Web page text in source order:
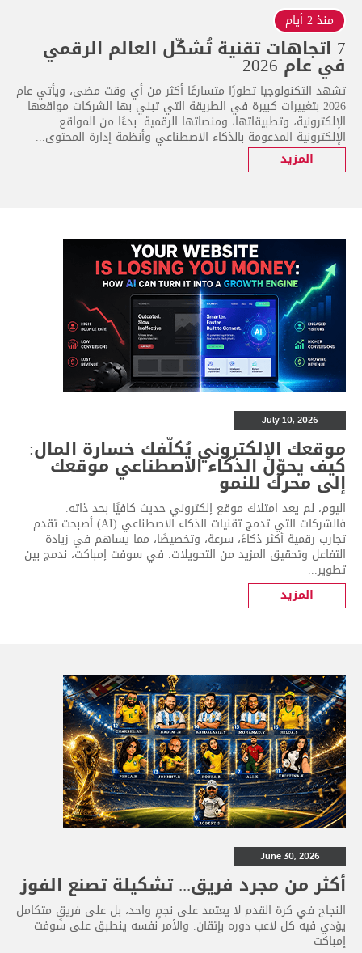
منذ 2 أيام
7 اتجاهات تقنية تُشكّل العالم الرقمي
في عام 2026
تشهد التكنولوجيا تطورًا متسارعًا أكثر من أي وقت مضى، ويأتي عام
2026 بتغييرات كبيرة في الطريقة التي تبني بها الشركات مواقعها
الإلكترونية، وتطبيقاتها، ومنصاتها الرقمية. بدءًا من المواقع
الإلكترونية المدعومة بالذكاء الاصطناعي وأنظمة إدارة المحتوى...
المزيد
July 10, 2026
موقعك الإلكتروني يُكلّفك خسارة المال:
كيف يحوّل الذكاء الاصطناعي موقعك
إلى محرك للنمو
اليوم، لم يعد امتلاك موقع إلكتروني حديث كافيًا بحد ذاته.
فالشركات التي تدمج تقنيات الذكاء الاصطناعي (AI) أصبحت تقدم
تجارب رقمية أكثر ذكاءً، سرعة، وتخصيصًا، مما يساهم في زيادة
التفاعل وتحقيق المزيد من التحويلات. في سوفت إمباكت، ندمج بين
تطوير...
المزيد
June 30, 2026
أكثر من مجرد فريق... تشكيلة تصنع الفوز
النجاح في كرة القدم لا يعتمد على نجمٍ واحد، بل على فريقٍ متكامل
يؤدي فيه كل لاعب دوره بإتقان. والأمر نفسه ينطبق على سوفت
إمباكت